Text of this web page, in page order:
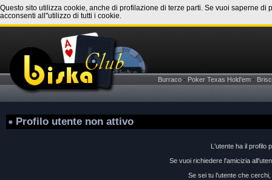
Questo sito utilizza cookie, anche di profilazione di terze parti. Se vuoi saperne
acconsenti all''utilizzo di tutti i cookie.
Burraco - Poker Texas Hold'em -
Profilo utente non attivo
L'utente ha il profilo
Se vuoi richiedere l'amicizia
Se sei tu l'utente che